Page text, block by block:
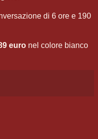
di 6 ore e 190
euro nel colore bianco